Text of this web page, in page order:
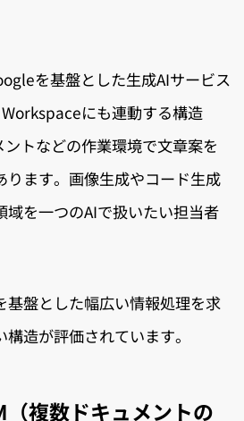
を基盤とした生成AIサービス
にも連動する構造
トなどの作業環境で文章案を
ります。画像生成やコード生成
域を一つのAIで扱いたい担当者
盤とした幅広い情報処理を求
造が評価されています。
複数ドキュメントの